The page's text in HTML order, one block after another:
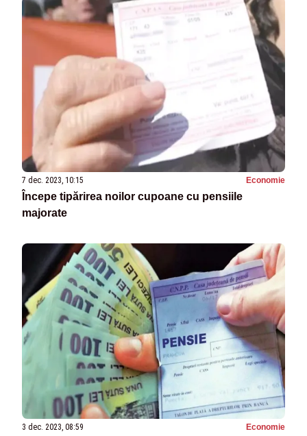
7 dec. 2023, 10:15 Economie
Începe tipărirea noilor cupoane cu pensiile
majorate
3 dec. 2023, 08:59 Economie